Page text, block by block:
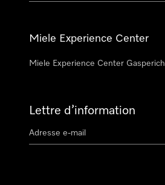
Miele Experience Center
Miele Experience Center Gasperich
Lettre d’information